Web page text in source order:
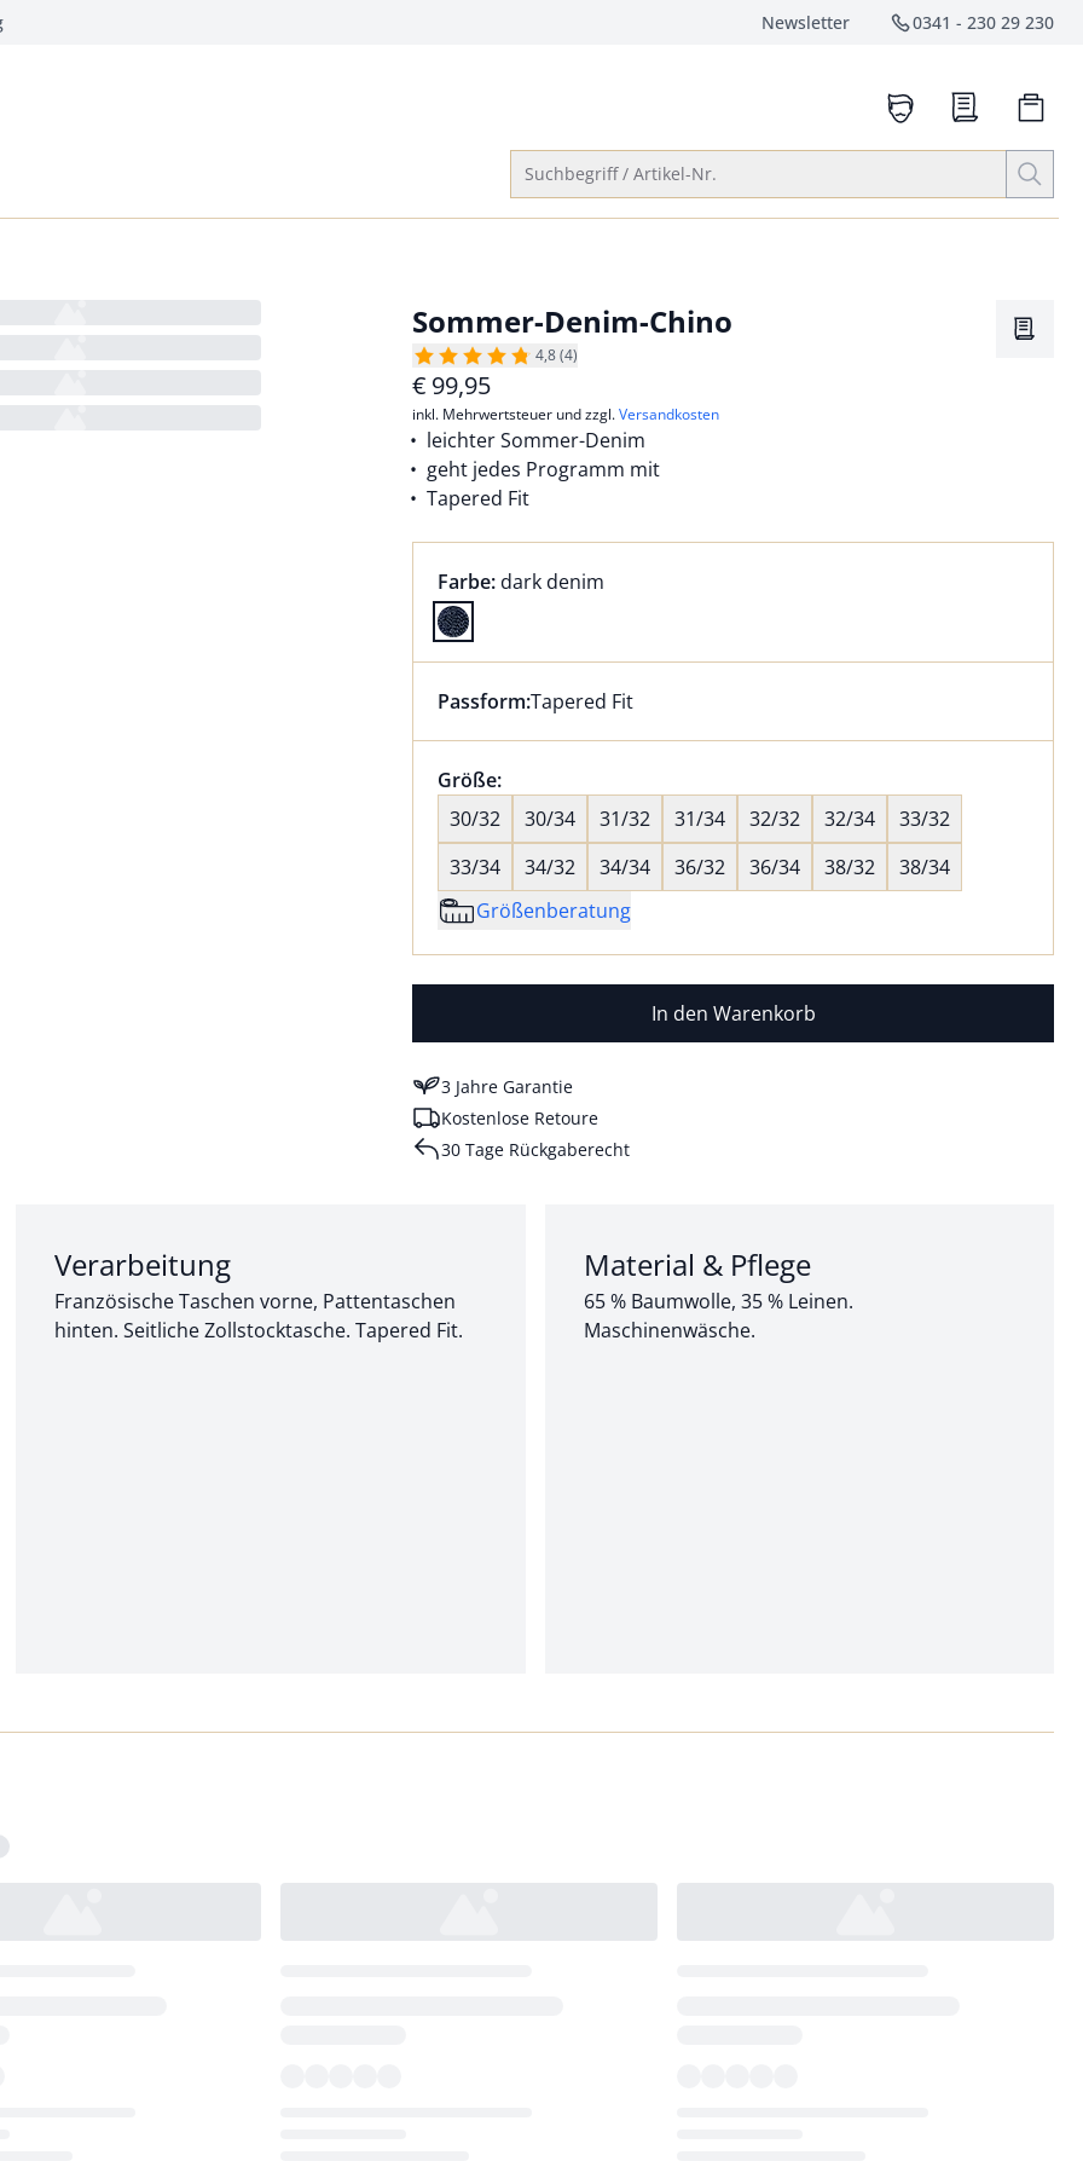
Newsletter Service-
0341 - 230 29 230
anrufen
Suchbegriff / Artikel-Nr.
Sommer-Denim-Chino
4,8 (4)
€ 99,95
inkl. Mehrwertsteuer und zzgl.Versandkosten
leichter Sommer-Denim
geht jedes Programm mit
Tapered Fit
Farbauswahl:
Farbe: aktuell ausgewählt:
dark denim
Farbe dark denim ausgewählt
Dieser Artikel hat die Passform Tapered Fit. für Informationen zu
Passform:Tapered Fit
Größenauswahl:
Größe:nichts ausgewählt
30/32
30/34 31/32 31/34 32/32 32/34
33/32
33/34
34/32 34/34 36/32 36/34 38/32
38/34
Größenberatung
In den Warenkorb
3 Jahre Garantie
Kostenlose Retoure
30 Tage Rückgaberecht
Abschnitt 2 von 3:
Verarbeitung
Französische Taschen vorne, Pattentaschen
hinten. Seitliche Zollstocktasche. Tapered Fit.
Abschnitt 3 von 3:
Material & Pflege
65 % Baumwolle, 35 % Leinen.
Maschinenwäsche.